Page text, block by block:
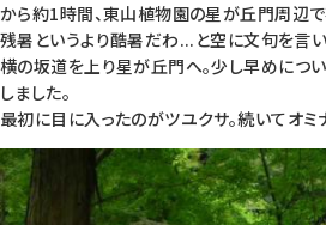
から約1時間、東山植物園の星が丘門周辺で
残暑というより酷暑だわ...と空に文句を言
横の坂道を上り星が丘門へ。少し早めにつ
しました。
最初に目に入ったのがツユクサ。続いてオミ